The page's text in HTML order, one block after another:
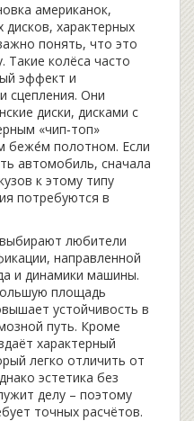
американок,
характерных
понять, что это
Такие колёса часто
эффект и
сцепления. Они
диски, дисками с
«чип‑топ»
беже́м полотном. Если
автомобиль, сначала
к этому типу
потребуются в
любители
направленной
и динамики машины.
площадь
устойчивость в
путь. Кроме
характерный
легко отличить от
эстетика без
делу – поэтому
точных расчётов.